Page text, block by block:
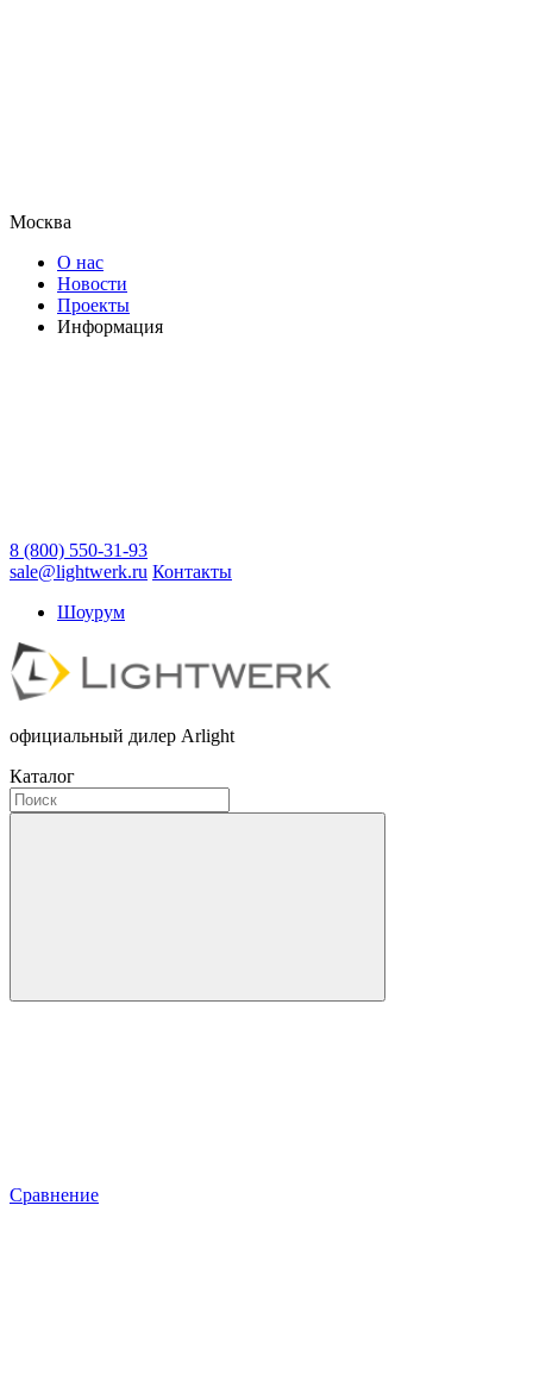
Москва
О нас
Новости
Проекты
Информация
8 (800) 550-31-93
sale@lightwerk.ru Контакты
Шоурум
официальный дилер Arlight
Каталог
Сравнение